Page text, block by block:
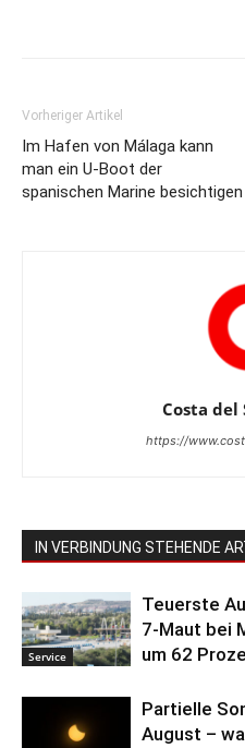
Vorheriger Artikel
Im Hafen von Málaga kann
man ein U-Boot der
spanischen Marine besichtigen
Costa del
https://
IN VERBINDUNG STEHENDE
Service
Teuerste
7-Maut bei
um 62
Partielle
August –